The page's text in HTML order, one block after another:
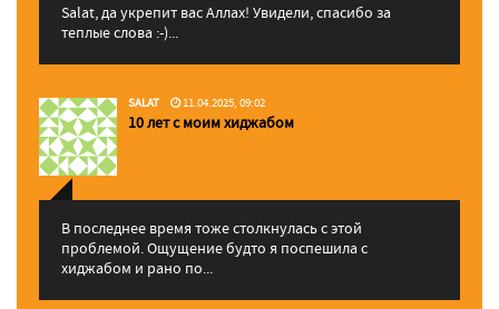
Salat, да укрепит вас Аллаx! Увидели, спасибо за
теплые слова :-)...
SALAT 11.04.2025, 09:02
10 лет с моим хиджабом
В последнее время тоже столкнулась с этой
проблемой. Ощущение будто я поспешила с
хиджабом и рано по...